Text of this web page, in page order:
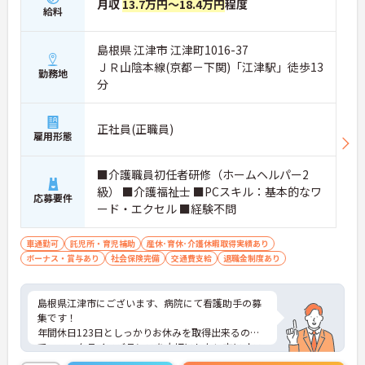
給料 月収 13.7万円～18.4万円程度
勤務地
島根県 江津市 江津町1016-37
ＪＲ山陰本線(京都－下関)「江津駅」徒歩13
分
雇用形態 正社員(正職員)
応募要件
■介護職員初任者研修（ホームヘルパー2
級） ■介護福祉士 ■PCスキル：基本的なワ
ード・エクセル ■経験不問
車通勤可 託児所・育児補助
産休･育休･介護休暇取得実績あり
ボーナス・賞与あり
社会保険完備 交通費支給 退職金制度あり
島根県江津市にございます、病院にて看護助手の募
集です！
年間休日123日としっかりお休みを取得出来るの
で、ワークライフバランスを大切にしたい方にオス
スメです★